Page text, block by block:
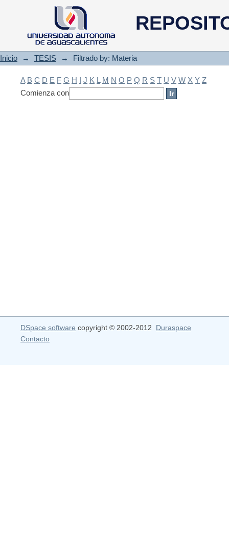
Filtrado by: Materia
Inicio → TESIS → Filtrado by: Materia
A B C D E F G H I J K L M N O P Q R S T U V W X Y Z
Comienza con
DSpace software copyright © 2002-2012 Duraspace
Contacto